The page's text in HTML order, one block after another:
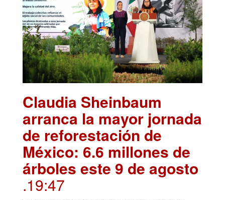
Claudia Sheinbaum
arranca la mayor jornada
de reforestación de
México: 6.6 millones de
árboles este 9 de agosto
.19:47